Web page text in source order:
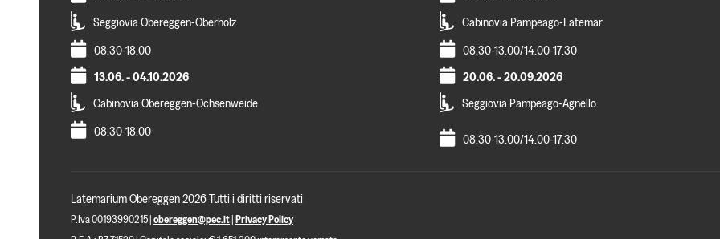
Seggiovia Obereggen-Oberholz
08.30-18.00
13.06. - 04.10.2026
Cabinovia Obereggen-Ochsenweide
08.30-18.00
Cabinovia Pampeago-Latemar
08.30-13.00/14.00-17.30
20.06. - 20.09.2026
Seggiovia Pampeago-Agnello
08.30-13.00/14.00-17.30
Latemarium Obereggen 2026 Tutti i diritti riservati
P.Iva 00193990215 |obereggen@pec.it|Privacy Policy